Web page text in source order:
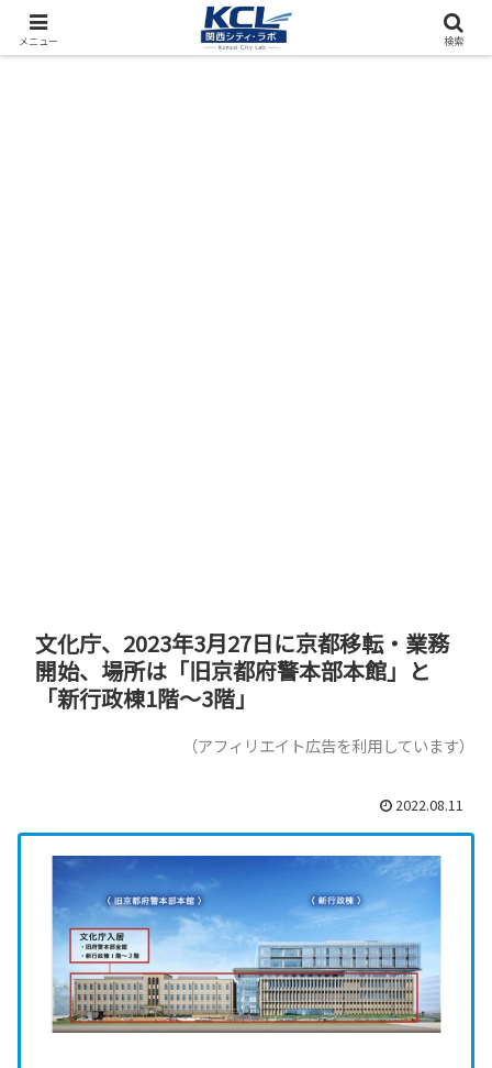
都市再開発をフィールド調査（累計アクセス数4000万PV）
文化庁、2023年3月27日に京都移転・業務
開始、場所は「旧京都府警本部本館」と
「新行政棟1階～3階」
（アフィリエイト広告を利用しています）
2022.08.11
メニュー 検索